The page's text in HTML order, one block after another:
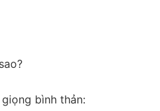
bình thản: